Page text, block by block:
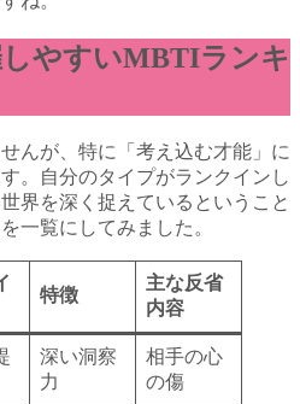
やすいMBTIランキ
んが、特に「考え込む才能」に
。自分のタイプがランクインし
界を深く捉えているということ
一覧にしてみました。
特徴
主な反省
内容
深い洞察
力
相手の心
の傷